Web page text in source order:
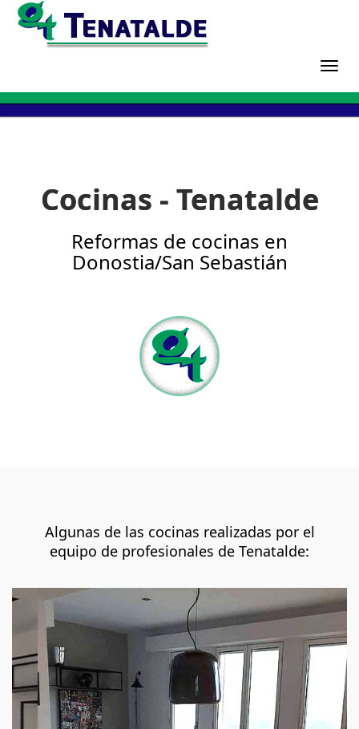
Cocinas - Tenatalde
Reformas de cocinas en
Donostia/San Sebastián
Algunas de las cocinas realizadas por el
equipo de profesionales de Tenatalde:
Previous Next